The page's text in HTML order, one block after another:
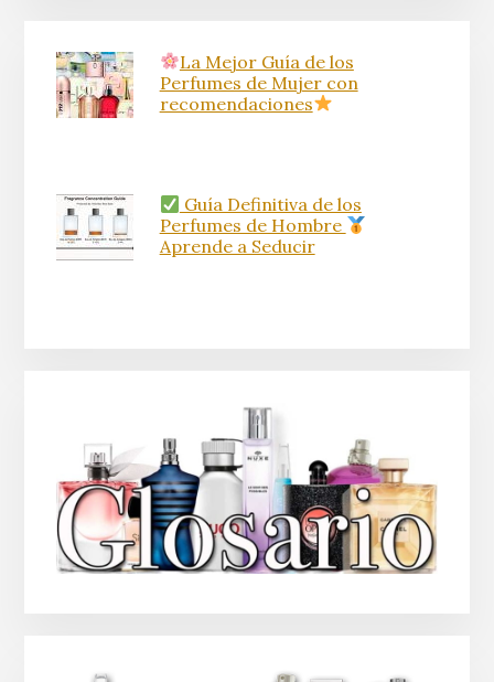
La Mejor Guía de los
Perfumes de Mujer con
recomendaciones
Guía Definitiva de los
Perfumes de Hombre
Aprende a Seducir